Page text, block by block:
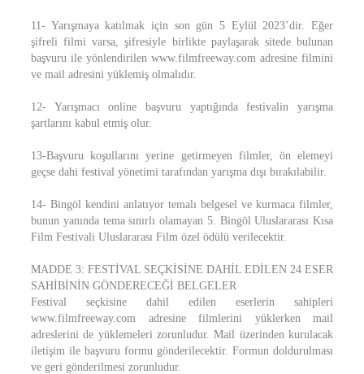
11- Yarışmaya katılmak için son gün 5 Eylül 2023’dir. Eğer
şifreli filmi varsa, şifresiyle birlikte paylaşarak sitede bulunan
başvuru ile yönlendirilen www.filmfreeway.com adresine filmini
ve mail adresini yüklemiş olmalıdır.
12- Yarışmacı online başvuru yaptığında festivalin yarışma
şartlarını kabul etmiş olur.
13-Başvuru koşullarını yerine getirmeyen filmler, ön elemeyi
geçse dahi festival yönetimi tarafından yarışma dışı bırakılabilir.
14- Bingöl kendini anlatıyor temalı belgesel ve kurmaca filmler,
bunun yanında tema sınırlı olamayan 5. Bingöl Uluslararası Kısa
Film Festivali Uluslararası Film özel ödülü verilecektir.
MADDE 3: FESTİVAL SEÇKİSİNE DAHİL EDİLEN 24 ESER
SAHİBİNİN GÖNDERECEĞİ BELGELER
Festival seçkisine dahil edilen eserlerin sahipleri
www.filmfreeway.com adresine filmlerini yüklerken mail
adreslerini de yüklemeleri zorunludur. Mail üzerinden kurulacak
iletişim ile başvuru formu gönderilecektir. Formun doldurulması
ve geri gönderilmesi zorunludur.